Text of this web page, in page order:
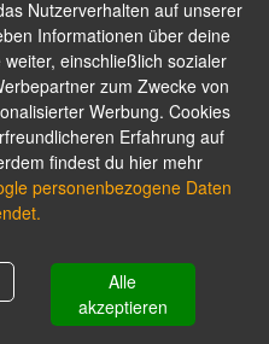
Nutzerverhalten auf unserer
Informationen über deine
einschließlich sozialer
zum Zwecke von
Werbung. Cookies
Erfahrung auf
findest du hier mehr
personenbezogene Daten
Alle
akzeptieren